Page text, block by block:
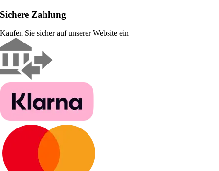
Sichere Zahlung
Kaufen Sie sicher auf unserer Website ein